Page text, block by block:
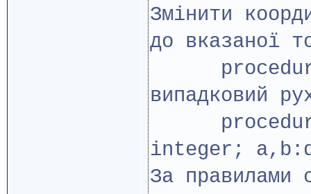
Змінити
до вказаної
procedure
випадковий
procedure
integer;
За правилами